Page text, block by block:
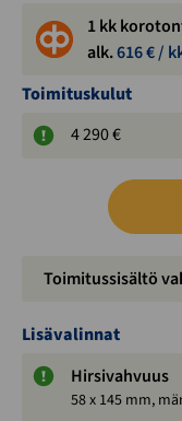
1 kk
alk.616€ /
Toimituskulut
4 290 €
Toimitussisältö
Lisävalinnat
Hirsivahvuus
58 x 145 mm,